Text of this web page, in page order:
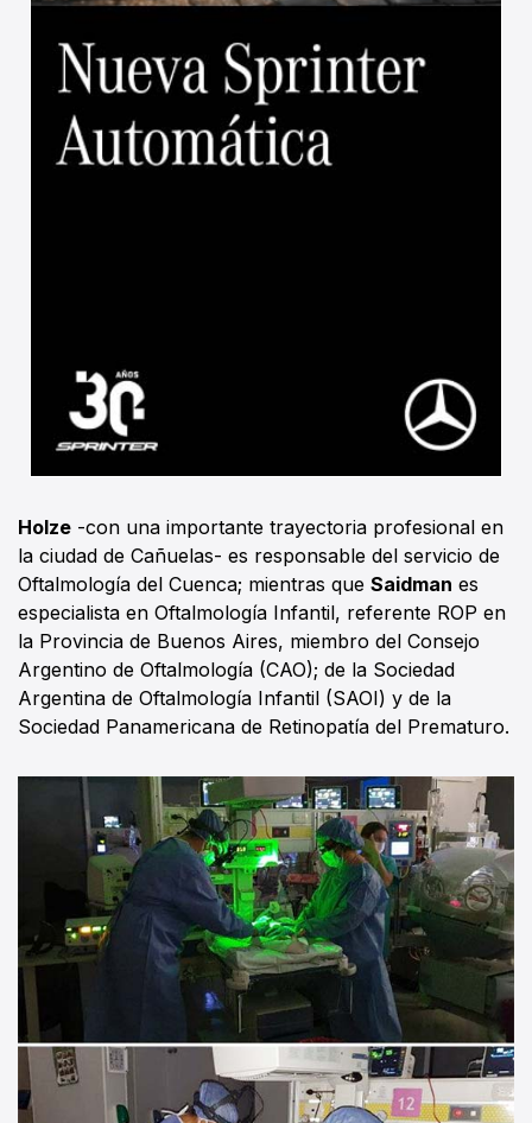
Holze -con una importante trayectoria profesional en
la ciudad de Cañuelas- es responsable del servicio de
Oftalmología del Cuenca; mientras que Saidman es
especialista en Oftalmología Infantil, referente ROP en
la Provincia de Buenos Aires, miembro del Consejo
Argentino de Oftalmología (CAO); de la Sociedad
Argentina de Oftalmología Infantil (SAOI) y de la
Sociedad Panamericana de Retinopatía del Prematuro.